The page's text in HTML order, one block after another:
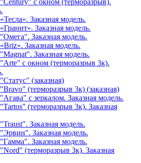
с окном (терморазрыв).
Заказная модель.
Заказная модель.
Заказная модель.
Заказная модель.
Заказная модель.
с окном (терморазрыв 3к).
(заказная)
(терморазрыв 3к) (заказная)
с зеркалом. Заказная модель.
(терморазрыв 3к). Заказная
Заказная модель.
Заказная модель.
Заказная модель.
(терморазрыв 3к). Заказная